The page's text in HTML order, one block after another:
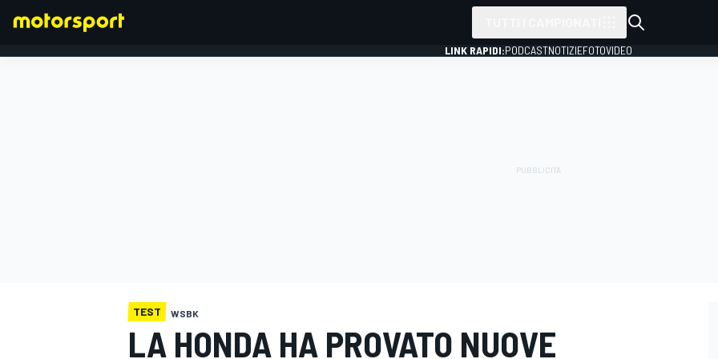
LINK RAPIDI:PODCASTNOTIZIEFOTOVIDEO
TEST WSBK
LA HONDA HA PROVATO NUOVE